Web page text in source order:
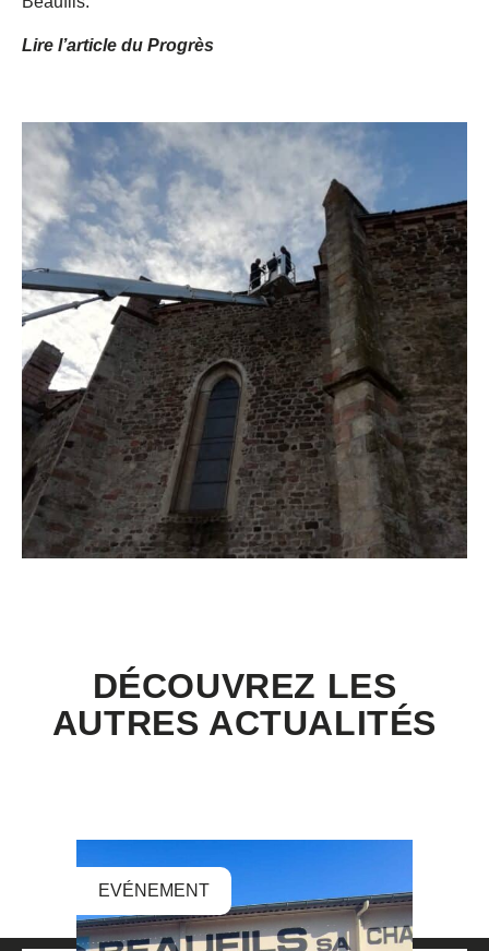
Lire l’article du Progrès
DÉCOUVREZ LES
AUTRES ACTUALITÉS
EVÉNEMENT